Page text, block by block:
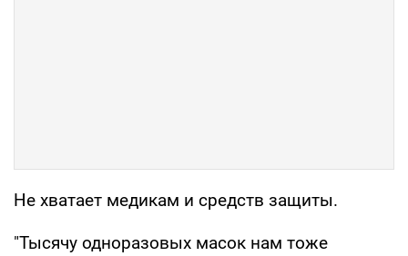
Не хватает медикам и средств защиты.
"Тысячу одноразовых масок нам тоже